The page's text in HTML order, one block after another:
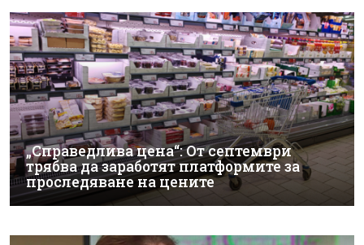
„Справедлива цена“: От септември
трябва да заработят платформите за
проследяване на цените